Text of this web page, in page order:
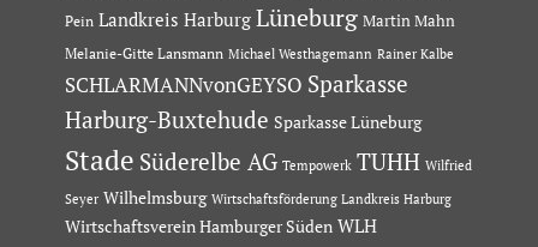
Pein Landkreis Harburg Lüneburg Martin Mahn
Melanie-Gitte Lansmann Michael Westhagemann Rainer Kalbe
SCHLARMANNvonGEYSO Sparkasse
Harburg-Buxtehude Sparkasse Lüneburg
Stade Süderelbe AG Tempowerk TUHH Wilfried
Seyer Wilhelmsburg Wirtschaftsförderung Landkreis Harburg
Wirtschaftsverein Hamburger Süden WLH